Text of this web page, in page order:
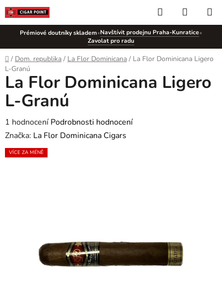
Přejít
na
obsah
Prémiové doutníky skladem•Navštívit prodejnu Praha-Kunratice•
Zavolat pro radu
Hledat
KOŠÍK
Domů
/ Dom. republika / La Flor Dominicana / La Flor Dominicana Ligero
L-Granú
La Flor Dominicana Ligero
L-Granú
Průměrné
hodnocení
produktu
1 hodnocení Podrobnosti hodnocení
Značka: La Flor Dominicana Cigars
VÍCE ZA MÉNĚ